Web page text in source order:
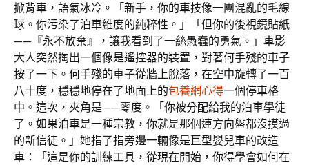
掀背車，語氣冰冷。「新手，你的車技像一團混亂的毛線
球。你污染了泊車維度的純粹性。」「但你的後視鏡貼紙
——『永不放棄』，讓我看到了一絲愚蠢的勇氣。」車影
大人突然掏出一個像是遙控器的裝置，對著何手殘的車子
按了一下。何手殘的車子從牆上脫落，在空中旋轉了一百
八十度，穩穩地停在了地面上的包養網心得一個停車格
中。這次，夾角是——零度。「你被分配給我的泊車學徒
了。如果泊車是一種宗教，你就是那個連方向盤都沒摸過
的新信徒。」她指了指旁邊一輛像是巨型嬰兒車的改造
車：「這是你的訓練工具，從現在開始，你得學會如何在